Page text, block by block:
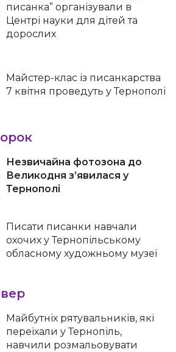
писанка” організували в
Центрі науки для дітей та
дорослих
Майстер-клас із писанкарства
7 квітня проведуть у Тернополі
Незвичайна фотозона до
Великодня з’явилася у
Тернополі
Писати писанки навчали
охочих у Тернопільському
обласному художньому музеї
Майбутніх рятувальників, які
переїхали у Тернопіль,
навчили розмальовувати